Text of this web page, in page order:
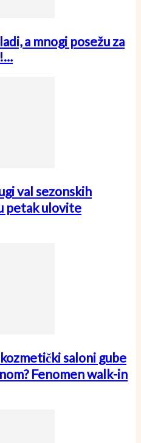
a mnogi posežu za
val sezonskih
petak ulovite
saloni gube
Fenomen walk-in